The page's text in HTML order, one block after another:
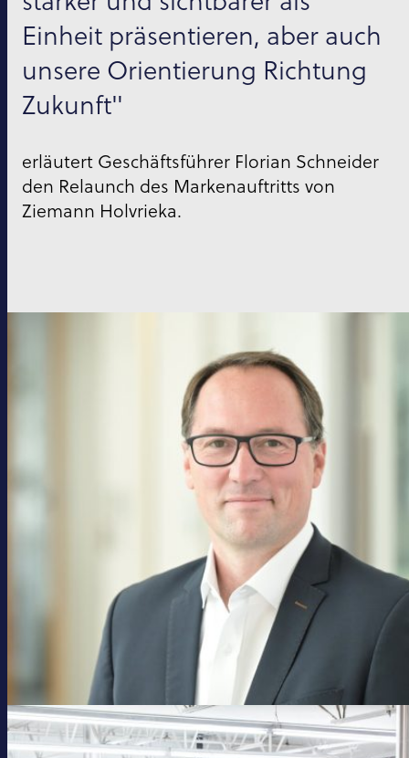
Einheit präsentieren, aber auch
unsere Orientierung Richtung
Zukunft"
erläutert Geschäftsführer Florian Schneider
den Relaunch des Markenauftritts von
Ziemann Holvrieka.